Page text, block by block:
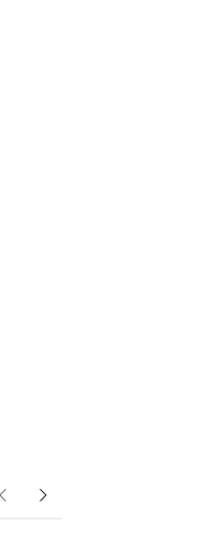
Poprzednie
Następne